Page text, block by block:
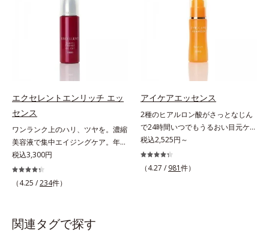
直しにも使える、デジタルデバイス
が手放せない私たちにぴったりのア
イテムです。*1 肌の乾燥、キメの
乱れ*2 メイク効果による*3 乾燥に
よる*4 マッサージ効果による*5 乾
湿成分*6 ブライトニングフィルタ
ー（酸化チタン、シリカ、マイカ、
コン）= 仕上がり向上粉体
して、うるおいをキープ。さらに紫
外線・近赤外線・大気汚染(*3)をカ
刺激から肌を守ります。肌の内側
(*2)と外側、両方からのWアプロー
かけてダウンしていくハリの低下を
予防。朝の“ピーク肌”が長時間続き
アップさせる効果(*4)があり、朝の
メイク前のスキンケアにぴったり。
オイルカットでベタつかないので、
すぐにメイクが始められます。*1
乾燥など *2 角層内 *3 ちり・ほこ
り等 *4 メイクアップ効果による
状態であることに着目。肌の奥の詰
まりにダイレクトに働きかける処方
を採用しました。ディープダイレク
ター（ヒメフウロエキス、スターフ
ルーツ葉エキス）が詰まりメラニン
美白成分・速効性ビタミンC誘導体
などの成分をシミの元へ届けます。
サラッとしているから、どのスキン
ケアとも相性抜群。一年中気持ちよ
く使える使用感です。*1 過剰に生
成されたメラニン *2 メラニンの生
成を抑え、シミ・ソバカスを防ぐ*3
エクセレントエンリッチ エッ
センス
ワンランク上のハリ、ツヤを。濃縮
美容液で集中エイジングケア。年齢
を重ねた肌に、濃縮エッセンスがさ
らにワンランク上のエイジングケア
(*)を。ハリ、ツヤを集中ケアする保
触の美容液が角層のすみずみまで浸
透し、肌はもっちり、やわらか。角
税込3,300円
（4.25 /234件）
アイケアエッセンス
2種のヒアルロン酸がさっとなじん
で24時間いつでもうるおい目元ケ
ア。メイクの上からもプラスオン
OK。「目元がカサつく、ハリがな
い、疲れて見える・・・」目元を見
税込2,525円～
（4.27 / 981件）
関連タグで探す